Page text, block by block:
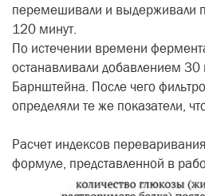
перемешивали и выдерживали
120 минут.
По истечении времени
останавливали добавлением 30
Барнштейна. После чего
определяли те же показатели,
Расчет индексов
формуле, представленной в